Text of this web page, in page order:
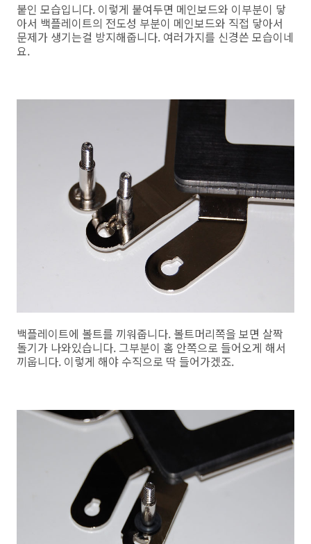
붙인 모습입니다. 이렇게 붙여두면 메인보드와 이부분이 닿
아서 백플레이트의 전도성 부분이 메인보드와 직접 닿아서
문제가 생기는걸 방지해줍니다. 여러가지를 신경쓴 모습이네
요.
백플레이트에 볼트를 끼워줍니다. 볼트머리쪽을 보면 살짝
돌기가 나와있습니다. 그부분이 홈 안쪽으로 들어오게 해서
끼웁니다. 이렇게 해야 수직으로 딱 들어가겠죠.